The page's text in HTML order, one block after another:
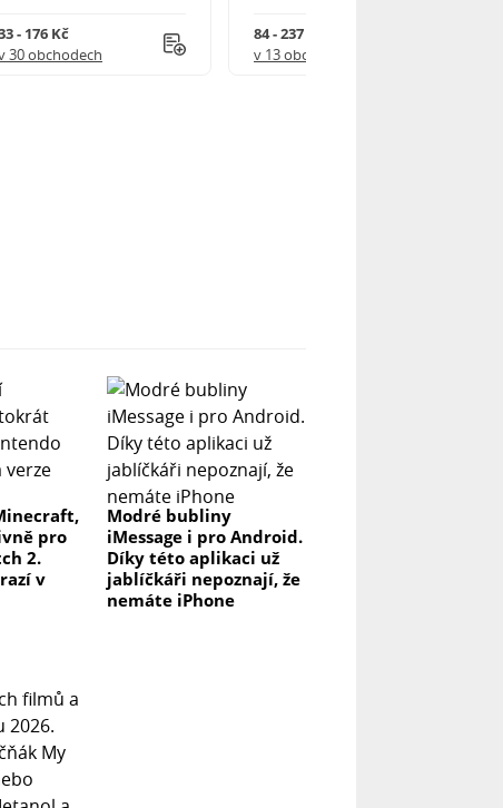
- 176 Kč
30 obchodech
84 - 237 Kč
v 13 obchodech
pro
2.
v
Modré bubliny
iMessage i pro Android.
Díky této aplikaci už
jablíčkáři nepoznají, že
nemáte iPhone